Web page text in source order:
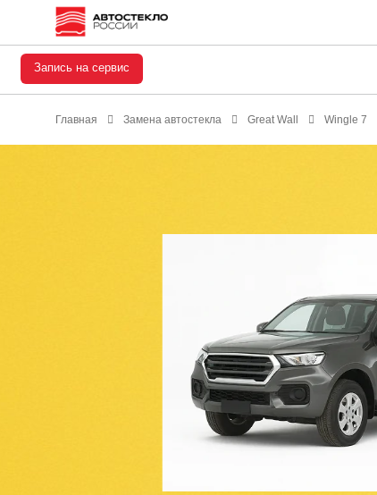
Запись на сервис
Главная Замена автостекла Great Wall Wingle 7